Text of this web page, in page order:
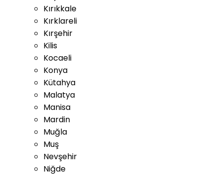
Kırıkkale
Kırklareli
Kırşehir
Kilis
Kocaeli
Konya
Kütahya
Malatya
Manisa
Mardin
Muğla
Muş
Nevşehir
Niğde